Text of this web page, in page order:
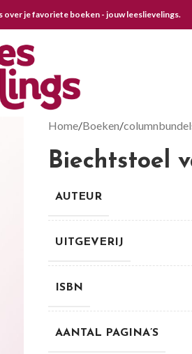
over je favoriete boeken - jouw leeslievelings.
Home Boeken
Biechtstoel
AUTEUR
UITGEVERIJ
ISBN
AANTAL PAGINA’S